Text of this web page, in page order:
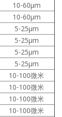
10-60μm
10-60μm
5-25μm
5-25μm
5-25μm
5-25μm
10-100微米
10-100微米
10-100微米
10-100微米